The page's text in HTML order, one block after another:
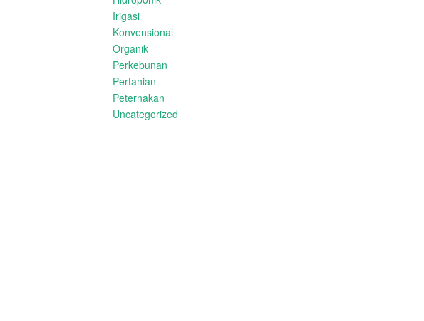
Irigasi
Konvensional
Organik
Perkebunan
Pertanian
Peternakan
Uncategorized